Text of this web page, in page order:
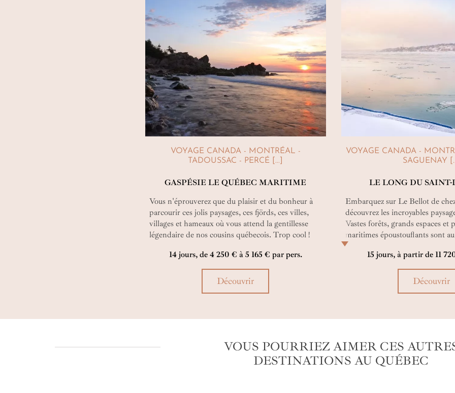
VOYAGE CANADA - MONTRÉAL -
TADOUSSAC - PERCÉ [...]
GASPÉSIE LE QUÉBEC MARITIME
Vous n'éprouverez que du plaisir et du bonheur à
parcourir ces jolis paysages, ces fjörds, ces villes,
villages et hameaux où vous attend la gentillesse
légendaire de nos cousins québecois. Trop cool !
14 jours, de 4 250 € à 5 165 € par pers.
Découvrir
VOYAGE CANADA -
SAGUENAY
LE LONG DU
Embarquez sur Le Bellot de
découvrez les incroyables
Vastes forêts, grands espaces et
maritimes époustouflants sont
Puis, visitez la côte nord-est des
le long du fleuve Saint-Laurent
croisière qui mêle détente et
15 jours, à partir de 11
Découvrir
VOUS POURRIEZ AIMER CES
DESTINATIONS AU QUÉBEC